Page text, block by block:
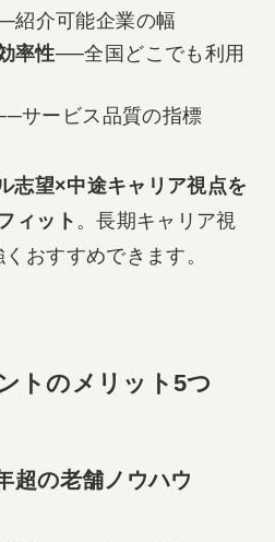
紹介可能企業の幅
率性──全国どこでも利用
サービス品質の指標
志望×中途キャリア視点を
ィット 。長期キャリア視
おすすめできます。
トのメリット5つ
超の老舗ノウハウ